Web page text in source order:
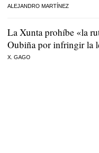
ALEJANDRO MARTÍNEZ
La Xunta prohíbe «la
Oubiña por infringir la
X. GAGO